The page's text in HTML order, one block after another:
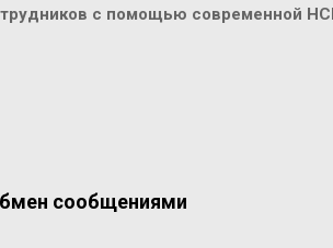
с помощью современной
сообщениями